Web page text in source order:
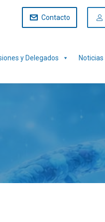
Contacto
y Delegados Noticias